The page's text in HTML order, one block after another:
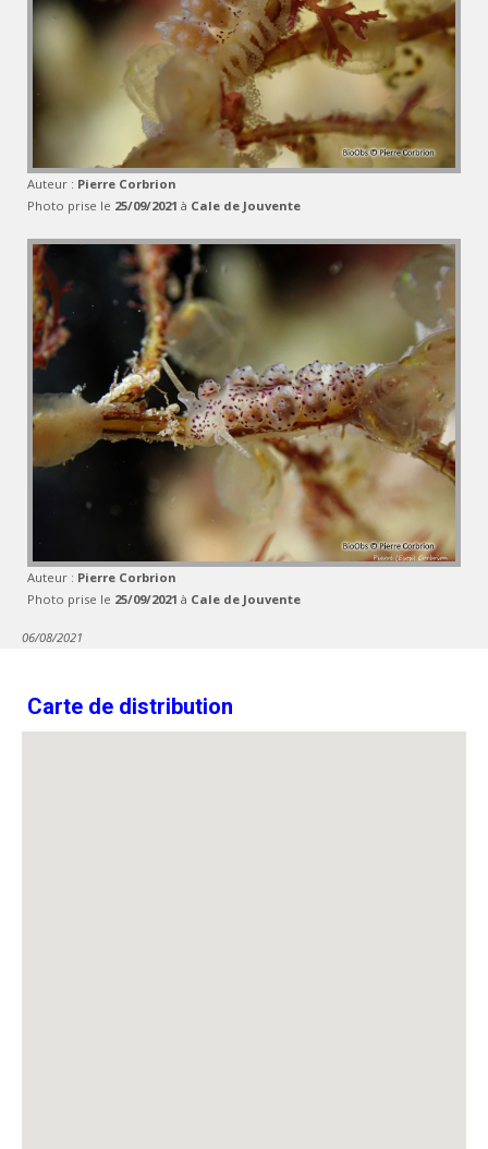
Auteur : Pierre Corbrion
Photo prise le 25/09/2021 à Cale de Jouvente
Auteur : Pierre Corbrion
Photo prise le 25/09/2021 à Cale de Jouvente
06/08/2021
Carte de distribution